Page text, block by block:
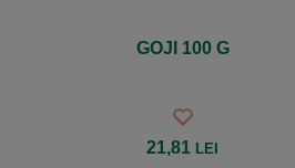
GOJI 100 G
21,81 LEI